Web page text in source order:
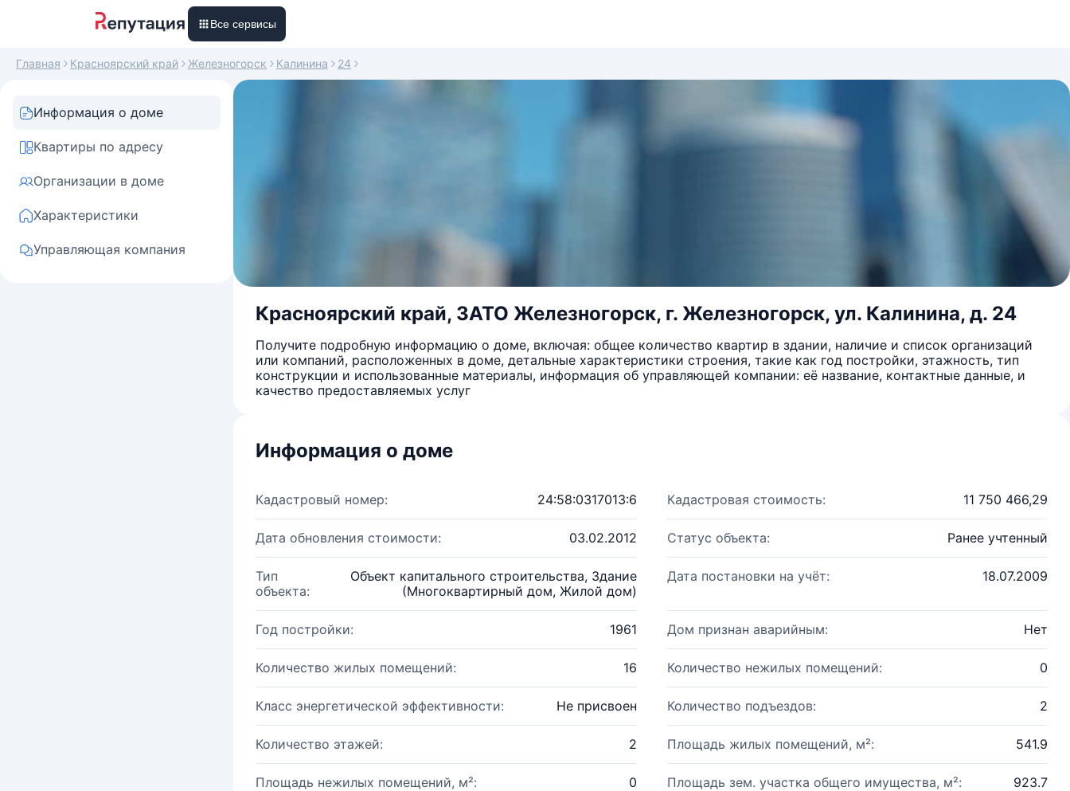
Все сервисы
Главная Красноярский край Железногорск Калинина 24
Информация о доме
Квартиры по адресу
Организации в доме
Характеристики
Управляющая компания
Красноярский край, ЗАТО Железногорск, г. Железногорск, ул. Калинина, д. 24
Получите подробную информацию о доме, включая: общее количество квартир в здании, наличие и список организаций
или компаний, расположенных в доме, детальные характеристики строения, такие как год постройки, этажность, тип
конструкции и использованные материалы, информация об управляющей компании: её название, контактные данные, и
качество предоставляемых услуг
Информация о доме
Кадастровый номер: 24:58:0317013:6 Кадастровая стоимость: 11 750 466,29
Дата обновления стоимости: 03.02.2012 Статус объекта: Ранее учтенный
Тип
объекта:
Объект капитального строительства, Здание
(Многоквартирный дом, Жилой дом)
Дата постановки на учёт: 18.07.2009
Год постройки: 1961 Дом признан аварийным: Нет
Количество жилых помещений: 16 Количество нежилых помещений: 0
Класс энергетической эффективности: Не присвоен Количество подъездов: 2
Количество этажей: 2 Площадь жилых помещений, м²: 541.9
Площадь нежилых помещений, м²: 0 Площадь зем. участка общего имущества, м²: 923.7